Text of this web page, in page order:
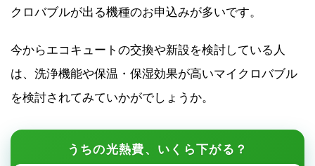
クロバブルが出る機種のお申込みが多いです。
今からエコキュートの交換や新設を検討している人
は、洗浄機能や保温・保湿効果が高いマイクロバブル
を検討されてみていかがでしょうか。
うちの光熱費、いくら下がる？